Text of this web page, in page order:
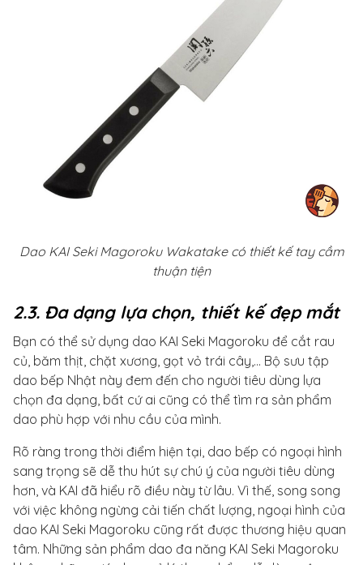
Dao KAI Seki Magoroku Wakatake có thiết kế tay cầm
thuận tiện
2.3. Đa dạng lựa chọn, thiết kế đẹp mắt
Bạn có thể sử dụng dao KAI Seki Magoroku để cắt rau
củ, băm thịt, chặt xương, gọt vỏ trái cây,... Bộ sưu tập
dao bếp Nhật này đem đến cho người tiêu dùng lựa
chọn đa dạng, bất cứ ai cũng có thể tìm ra sản phẩm
dao phù hợp với nhu cầu của mình.
Rõ ràng trong thời điểm hiện tại, dao bếp có ngoại hình
sang trọng sẽ dễ thu hút sự chú ý của người tiêu dùng
hơn, và KAI đã hiểu rõ điều này từ lâu. Vì thế, song song
với việc không ngừng cải tiến chất lượng, ngoại hình của
dao KAI Seki Magoroku cũng rất được thương hiệu quan
tâm. Những sản phẩm dao đa năng KAI Seki Magoroku